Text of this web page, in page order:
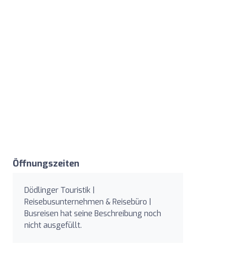
Öffnungszeiten
Dödlinger Touristik |
Reisebusunternehmen & Reisebüro |
Busreisen hat seine Beschreibung noch
nicht ausgefüllt.